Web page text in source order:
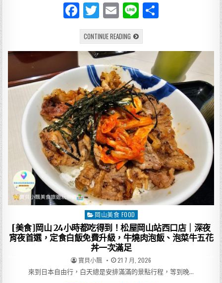
F
a
c
e
b
o
o
k
T
w
it
te
r
E
m
ai
l
Li
n
e
CONTINUE READING[美
食]
芳
食
不
只
龍
鳳
腿！
第
19
號
攤
汕
頭
牛
肉
麵，
咖
哩
沙
茶
炒
出
近
半
世
紀
老
味
道
Posted
in
岡山美食 FOOD
[美食]岡山 24小時都吃得到！松屋岡山站西口店｜深夜
宵夜首選，定食白飯免費升級，牛燒肉泡飯、泡菜牛五花
丼一次滿足
AUTHOR:
寶貝小飄 PUBLISHED
DATE:
21 7 月, 2026
來到日本自由行，白天總是安排滿滿的景點行程，等到晚…